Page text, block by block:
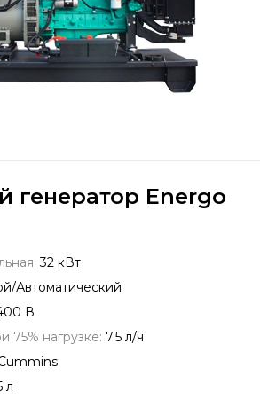
генератор Energo
32 кВт
Автоматический
В
75% нагрузке: 7.5 л/ч
л